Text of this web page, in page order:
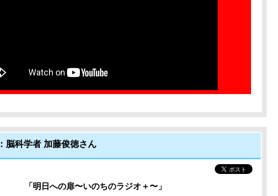
脳科学者 加藤俊徳さん
「明日への扉〜いのちのラジオ＋〜」